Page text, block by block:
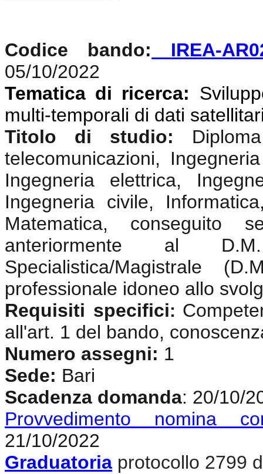
Codice bando:
IREA-
05/10/2022
Tematica di ricerca:
multi-temporali di dati
Titolo di studio:
telecomunicazioni,
Ingegneria elettrica,
Ingegneria civile,
Matematica, conseguito
anteriormente al
Specialistica/Magistrale
professionale idoneo allo
Requisiti specifici:
all'art. 1 del bando,
Numero assegni: 1
Sede: Bari
Scadenza domanda: 20/10/
Provvedimento nomina
21/10/2022
Graduatoria protocollo 2799